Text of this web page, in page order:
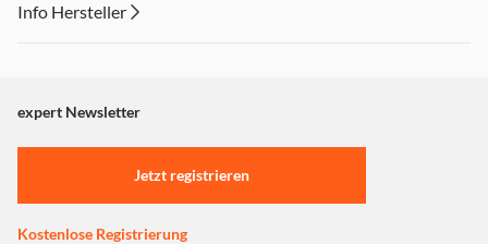
Info Hersteller
"Marketing".
Einstellungen anpassen
expert Newsletter
Jetzt registrieren
Kostenlose Registrierung